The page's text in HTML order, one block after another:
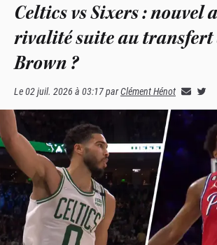
Celtics vs Sixers : nouvel
rivalité suite au transfert
Brown ?
Le02 juil. 2026 à 03:17parClément Hénot